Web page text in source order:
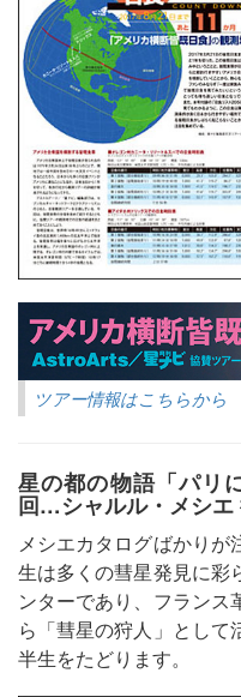
ツアー情報はこちらから
星の都の物語「パリ
回…シャルル・メシエ
メシエカタログばかりが
生は多くの彗星発見に彩
ンターであり、フランス
ら「彗星の狩人」として
半生をたどります。